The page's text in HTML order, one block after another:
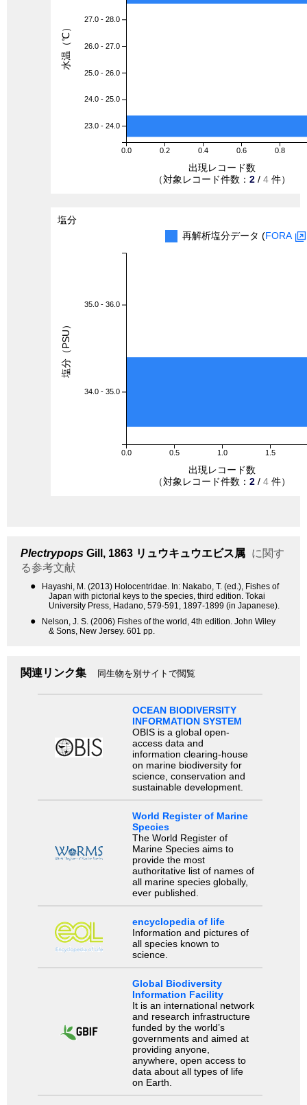
0.0 0.2 0.4 0.6 0.8
27.0 - 28.0
26.0 - 27.0
25.0 - 26.0
24.0 - 25.0
23.0 - 24.0
出現レコード数
（対象レコード件数： 2 / 4 件）
水温（℃）
塩分
再解析塩分データ (FORA
0.0 0.5 1.0 1.5
35.0 - 36.0
34.0 - 35.0
出現レコード数
（対象レコード件数： 2 / 4 件）
塩分（PSU）
Plectrypops Gill, 1863 リュウキュウエビス属 に関す
る参考文献
●
Hayashi, M. (2013) Holocentridae. In: Nakabo, T. (ed.), Fishes of
Japan with pictorial keys to the species, third edition. Tokai
University Press, Hadano, 579-591, 1897-1899 (in Japanese).
●
Nelson, J. S. (2006) Fishes of the world, 4th edition. John Wiley
& Sons, New Jersey. 601 pp.
関連リンク集 同生物を別サイトで閲覧
OCEAN BIODIVERSITY
INFORMATION SYSTEM
OBIS is a global open-
access data and
information clearing-house
on marine biodiversity for
science, conservation and
sustainable development.
World Register of Marine
Species
The World Register of
Marine Species aims to
provide the most
authoritative list of names of
all marine species globally,
ever published.
encyclopedia of life
Information and pictures of
all species known to
science.
Global Biodiversity
Information Facility
It is an international network
and research infrastructure
funded by the world’s
governments and aimed at
providing anyone,
anywhere, open access to
data about all types of life
on Earth.